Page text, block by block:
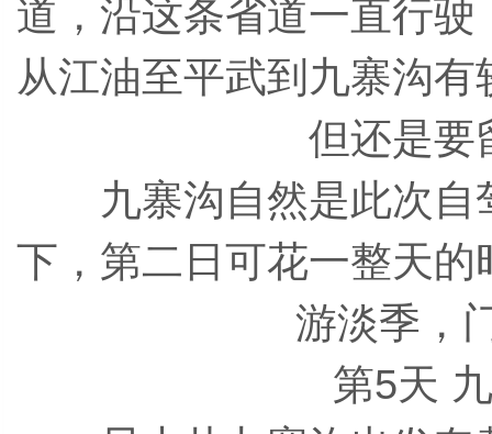
道，沿这条省道一直行
从江油至平武到九寨沟
但还是要
九寨沟自然是此次自
下，第二日可花一整天
游淡季，
第5天 九